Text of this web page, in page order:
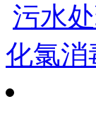
污水
化氯消